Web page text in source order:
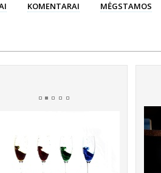
KOMENTARAI MĖGSTAMOS